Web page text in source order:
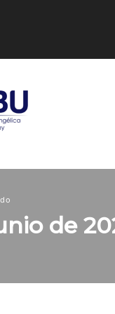
de